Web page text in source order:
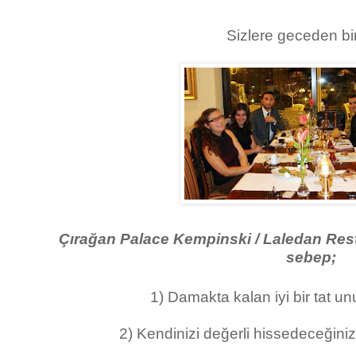
Sizlere geceden
Çırağan Palace Kempinski / Laledan
sebep;
1) Damakta kalan iyi bir tat
2) Kendinizi değerli